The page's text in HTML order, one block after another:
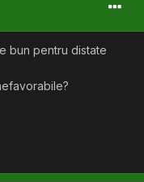
bun pentru distate